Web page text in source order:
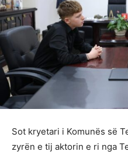
Sot kryetari i Komunës së
zyrën e tij aktorin e ri nga